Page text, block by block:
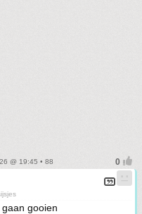
@ 19:45 • 88
gooien